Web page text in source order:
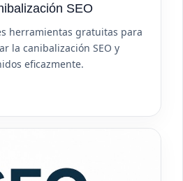
SEO
herramientas gratuitas para
la canibalización SEO y
eficazmente.